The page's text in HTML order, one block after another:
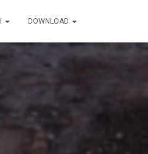
DOWNLOAD